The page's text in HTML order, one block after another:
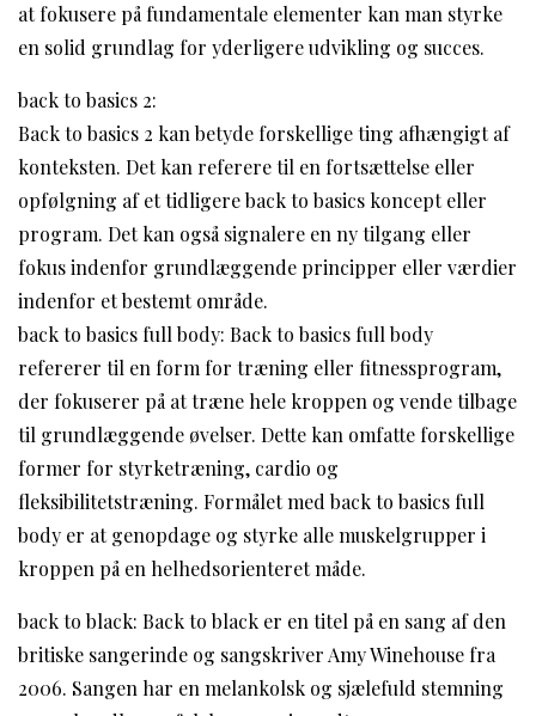
at fokusere på fundamentale elementer kan man styrke
en solid grundlag for yderligere udvikling og succes.
back to basics 2:
Back to basics 2 kan betyde forskellige ting afhængigt af
konteksten. Det kan referere til en fortsættelse eller
opfølgning af et tidligere back to basics koncept eller
program. Det kan også signalere en ny tilgang eller
fokus indenfor grundlæggende principper eller værdier
indenfor et bestemt område.
back to basics full body: Back to basics full body
refererer til en form for træning eller fitnessprogram,
der fokuserer på at træne hele kroppen og vende tilbage
til grundlæggende øvelser. Dette kan omfatte forskellige
former for styrketræning, cardio og
fleksibilitetstræning. Formålet med back to basics full
body er at genopdage og styrke alle muskelgrupper i
kroppen på en helhedsorienteret måde.
back to black: Back to black er en titel på en sang af den
britiske sangerinde og sangskriver Amy Winehouse fra
2006. Sangen har en melankolsk og sjælefuld stemning